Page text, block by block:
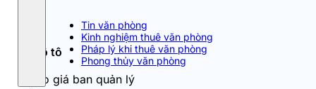
Tin văn phòng
Kinh nghiệm thuê văn phòng
Pháp lý khi thuê văn phòng
Phong thủy văn phòng
Đỗ ô tô
Theo giá ban quản lý